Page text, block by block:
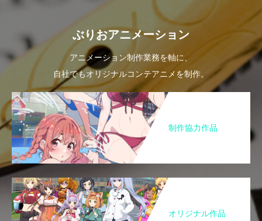
ぶりおアニメーション
アニメーション制作業務を軸に、
自社でもオリジナルコンテアニメを制作。
制作協力作品
オリジナル作品